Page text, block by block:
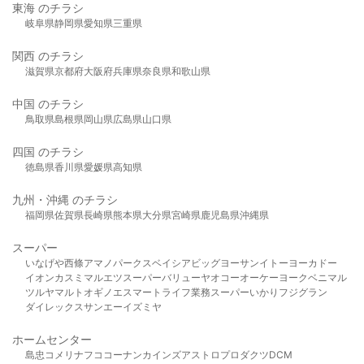
東海 のチラシ
岐阜県静岡県愛知県三重県
関西 のチラシ
滋賀県京都府大阪府兵庫県奈良県和歌山県
中国 のチラシ
鳥取県島根県岡山県広島県山口県
四国 のチラシ
徳島県香川県愛媛県高知県
九州・沖縄 のチラシ
福岡県佐賀県長崎県熊本県大分県宮崎県鹿児島県沖縄県
スーパー
いなげや西條アマノパークスベイシア ビッグヨーサンイトーヨーカドー
イオンカスミ マルエツスーパーバリューヤオコーオーケー ヨークベニマル
ツルヤマルト オギノ エスマート ライフ業務スーパーいかり フジグラン
ダイレックスサンエーイズミヤ
ホームセンター
島忠 コメリ ナフコ コーナンカインズアストロプロダクツDCM